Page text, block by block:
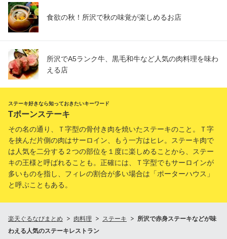
食欲の秋！所沢で秋の味覚が楽しめるお店
所沢でA5ランク牛、黒毛和牛など人気の肉料理を味わ
える店
ステーキ好きなら知っておきたいキーワード
Tボーンステーキ
その名の通り、Ｔ字型の骨付き肉を焼いたステーキのこと。Ｔ字
を挟んだ片側の肉はサーロイン、もう一方はヒレ。ステーキ肉で
は人気を二分する２つの部位を１度に楽しめることから、ステー
キの王様と呼ばれることも。正確には、Ｔ字型でもサーロインが
多いものを指し、フィレの割合が多い場合は「ポーターハウス」
と呼ぶこともある。
楽天ぐるなびまとめ 肉料理 ステーキ
所沢で赤身ステーキなどが味
わえる人気のステーキレストラン